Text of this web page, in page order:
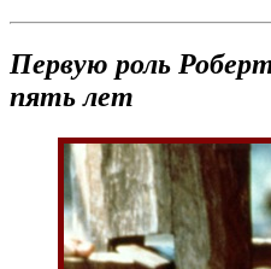
Первую роль
пять лет